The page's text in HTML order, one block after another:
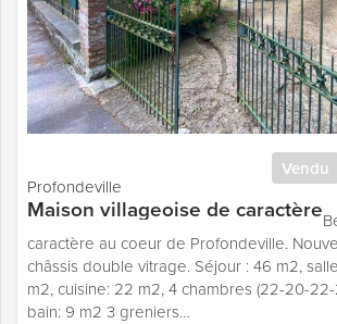
Vendu
Maison villageoise de caractère
Profondeville
caractère au coeur de Profondeville.
châssis double vitrage. Séjour : 46 m2,
m2, cuisine: 22 m2, 4 chambres (22-20-
bain: 9 m2 3 greniers…